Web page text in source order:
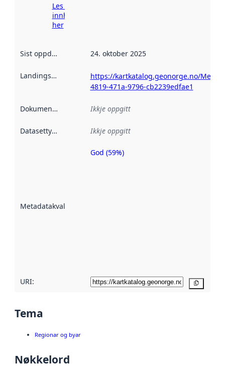
Les meir om
innhenting
her
Sist oppdatert 24. oktober 2025
Landingsside
https://kartkatalog.geonorge.no/
4819-471a-9796-cb2239edfae1
Dokumentasjon Ikkje oppgitt
Datasettype Ikkje oppgitt
Metadatakvalitet
Metadatakvalitet
God (59%)
URI:
Tema
Regionar og byar
Nøkkelord